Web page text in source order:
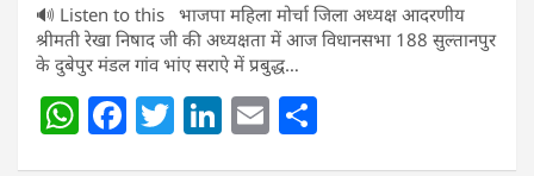
🔊 Listen to this भाजपा महिला मोर्चा जिला अध्यक्ष आदरणीय
श्रीमती रेखा निषाद जी की अध्यक्षता में आज विधानसभा 188 सुल्तानपुर
के दुबेपुर मंडल गांव भांए सराऐ में प्रबुद्ध…
W F T Li E